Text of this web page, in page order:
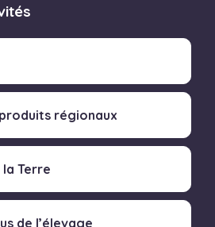
régionaux
Terre
de l’élevage